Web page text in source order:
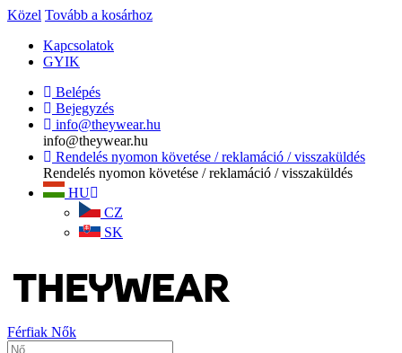
Közel Tovább a kosárhoz
Kapcsolatok
GYIK
Belépés
Bejegyzés
info@theywear.hu
info@theywear.hu
Rendelés nyomon követése / reklamáció / visszaküldés
Rendelés nyomon követése / reklamáció / visszaküldés
HU
CZ
SK
Férfiak Nők